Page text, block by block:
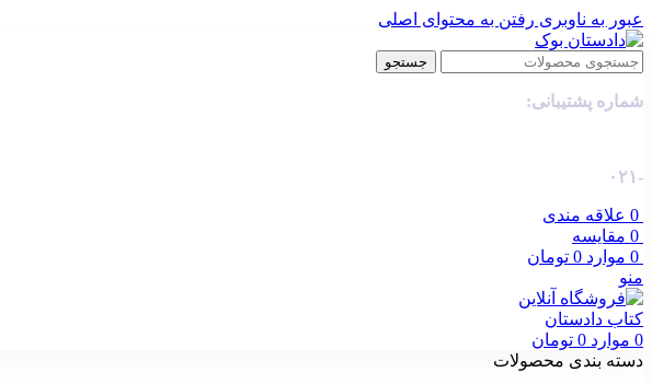
عبور به ناوبری رفتن به محتوای اصلی
جستجو
شماره پشتیبانی:
-۰۲۱
0 علاقه مندی
0 مقایسه
0 موارد 0 تومان
منو
0 موارد 0 تومان
دسته بندی محصولات